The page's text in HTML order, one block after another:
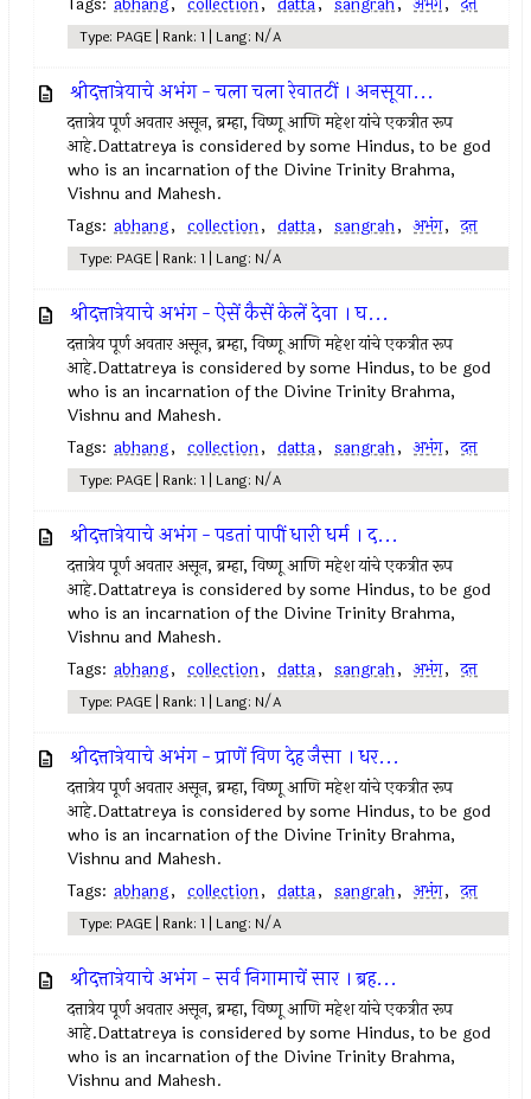
Type: PAGE | Rank: 1 | Lang: N/A
श्रीदत्तात्रेयाचे अभंग - चला चला रेवातटीं । अनसूया...
दत्तात्रेय पूर्ण अवतार असून, ब्रम्हा, विष्णू आणि महेश यांचे एकत्रीत रूप
आहे.Dattatreya is considered by some Hindus, to be god
who is an incarnation of the Divine Trinity Brahma,
Vishnu and Mahesh.
Tags: abhang, collection, datta, sangrah, अभंग, दत्त
Type: PAGE | Rank: 1 | Lang: N/A
श्रीदत्तात्रेयाचे अभंग - ऐसें कैसें केलें देवा । घ...
दत्तात्रेय पूर्ण अवतार असून, ब्रम्हा, विष्णू आणि महेश यांचे एकत्रीत रूप
आहे.Dattatreya is considered by some Hindus, to be god
who is an incarnation of the Divine Trinity Brahma,
Vishnu and Mahesh.
Tags: abhang, collection, datta, sangrah, अभंग, दत्त
Type: PAGE | Rank: 1 | Lang: N/A
श्रीदत्तात्रेयाचे अभंग - पडतां पापीं धारी धर्म । द...
दत्तात्रेय पूर्ण अवतार असून, ब्रम्हा, विष्णू आणि महेश यांचे एकत्रीत रूप
आहे.Dattatreya is considered by some Hindus, to be god
who is an incarnation of the Divine Trinity Brahma,
Vishnu and Mahesh.
Tags: abhang, collection, datta, sangrah, अभंग, दत्त
Type: PAGE | Rank: 1 | Lang: N/A
श्रीदत्तात्रेयाचे अभंग - प्राणें विण देह जैसा । धर...
दत्तात्रेय पूर्ण अवतार असून, ब्रम्हा, विष्णू आणि महेश यांचे एकत्रीत रूप
आहे.Dattatreya is considered by some Hindus, to be god
who is an incarnation of the Divine Trinity Brahma,
Vishnu and Mahesh.
Tags: abhang, collection, datta, sangrah, अभंग, दत्त
Type: PAGE | Rank: 1 | Lang: N/A
श्रीदत्तात्रेयाचे अभंग - सर्व निगामाचें सार । ब्रह...
दत्तात्रेय पूर्ण अवतार असून, ब्रम्हा, विष्णू आणि महेश यांचे एकत्रीत रूप
आहे.Dattatreya is considered by some Hindus, to be god
who is an incarnation of the Divine Trinity Brahma,
Vishnu and Mahesh.